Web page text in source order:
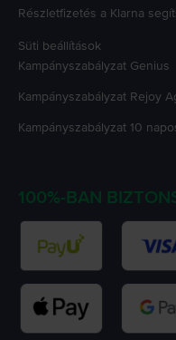
Részletfizetés a Klarna
Süti beállítások
Kampányszabályzat Genius
Kampányszabályzat Rejoy
Kampányszabályzat 10
100%-BAN